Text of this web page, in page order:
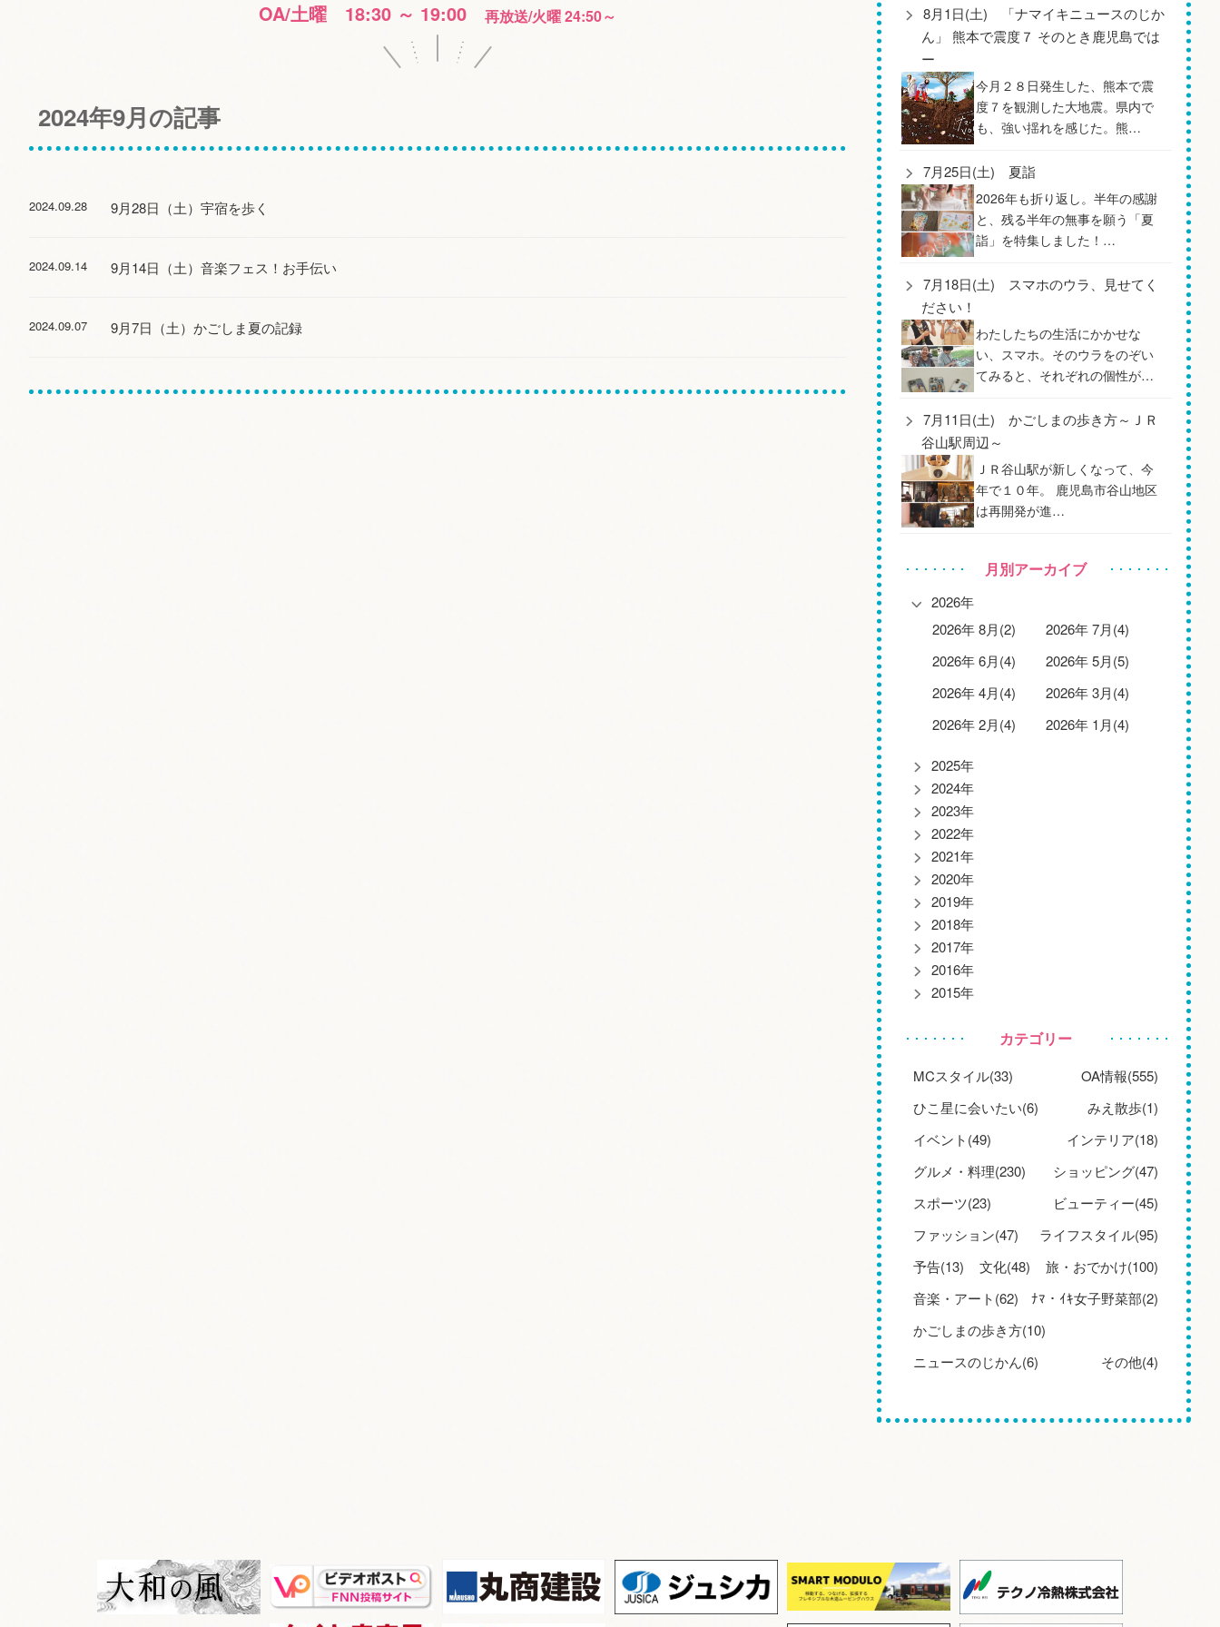
OA/土曜 18:30 ～ 19:00 再放送/火曜 24:50～
2024年9月の記事
2024.09.28 9月28日（土）宇宿を歩く
2024.09.14 9月14日（土）音楽フェス！お手伝い
2024.09.07 9月7日（土）かごしま夏の記録
8月1日(土) 「ナマイキニュースのじか
ん」 熊本で震度７ そのとき鹿児島では
ー
今月２８日発生した、熊本で震
度７を観測した大地震。県内で
も、強い揺れを感じた。熊…
7月25日(土) 夏詣
2026年も折り返し。半年の感謝
と、残る半年の無事を願う「夏
詣」を特集しました！…
7月18日(土) スマホのウラ、見せてく
ださい！
わたしたちの生活にかかせな
い、スマホ。そのウラをのぞい
てみると、それぞれの個性が…
7月11日(土) かごしまの歩き方～ＪＲ
谷山駅周辺～
ＪＲ谷山駅が新しくなって、今
年で１０年。 鹿児島市谷山地区
は再開発が進…
月別アーカイブ
2026年
2026年 8月(2)
2026年 7月(4)
2026年 6月(4)
2026年 5月(5)
2026年 4月(4)
2026年 3月(4)
2026年 2月(4)
2026年 1月(4)
2025年
2024年
2023年
2022年
2021年
2020年
2019年
2018年
2017年
2016年
2015年
カテゴリー
MCスタイル(33)
OA情報(555)
ひこ星に会いたい(6)
みえ散歩(1)
イベント(49)
インテリア(18)
グルメ・料理(230)
ショッピング(47)
スポーツ(23)
ビューティー(45)
ファッション(47)
ライフスタイル(95)
予告(13)
文化(48)
旅・おでかけ(100)
音楽・アート(62)
ﾅﾏ・ｲｷ女子野菜部(2)
かごしまの歩き方(10)
ニュースのじかん(6)
その他(4)